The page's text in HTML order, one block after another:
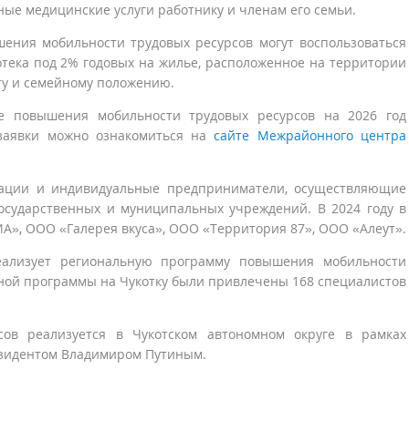
медицинские услуги работнику и членам его семьи.
мобильности трудовых ресурсов могут воспользоваться
под 2% годовых на жилье, расположенное на территории
и семейному положению.
мобильности трудовых ресурсов на 2026 год
можно ознакомиться насайте Межрайонного центра
и индивидуальные предприниматели, осуществляющие
и муниципальных учреждений. В 2024 году в
ООО «Галерея вкуса», ООО «Территория 87», ООО «Алеут».
региональную программу повышения мобильности
программы на Чукотку были привлечены 168 специалистов
реализуется в Чукотском автономном округе в рамках
Владимиром Путиным.